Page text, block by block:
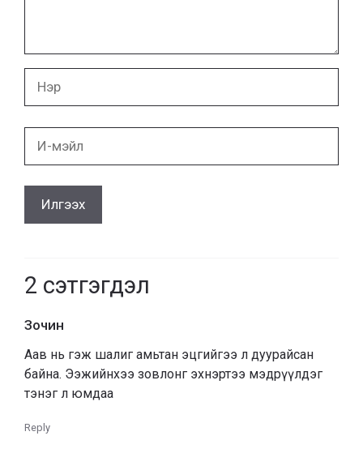
мэйл
2 сэтгэгдэл
Зочин
Аав нь гэж шалиг амьтан эцгийгээ л дуурайсан
байна. Ээжийнхээ зовлонг эхнэртээ мэдрүүлдэг
тэнэг л юмдаа
Reply